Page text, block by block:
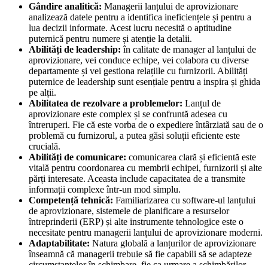
Gândire analitică: Managerii lanțului de aprovizionare
analizează datele pentru a identifica ineficiențele și pentru a
lua decizii informate. Acest lucru necesită o aptitudine
puternică pentru numere și atenție la detalii.
Abilități de leadership: în calitate de manager al lanțului de
aprovizionare, vei conduce echipe, vei colabora cu diverse
departamente și vei gestiona relațiile cu furnizorii. Abilități
puternice de leadership sunt esențiale pentru a inspira și ghida
pe alții.
Abilitatea de rezolvare a problemelor: Lanțul de
aprovizionare este complex și se confruntă adesea cu
întreruperi. Fie că este vorba de o expediere întârziată sau de o
problemă cu furnizorul, a putea găsi soluții eficiente este
crucială.
Abilități de comunicare: comunicarea clară și eficientă este
vitală pentru coordonarea cu membrii echipei, furnizorii și alte
părți interesate. Aceasta include capacitatea de a transmite
informații complexe într-un mod simplu.
Competență tehnică: Familiarizarea cu software-ul lanțului
de aprovizionare, sistemele de planificare a resurselor
întreprinderii (ERP) și alte instrumente tehnologice este o
necesitate pentru managerii lanțului de aprovizionare moderni.
Adaptabilitate: Natura globală a lanțurilor de aprovizionare
înseamnă că managerii trebuie să fie capabili să se adapteze